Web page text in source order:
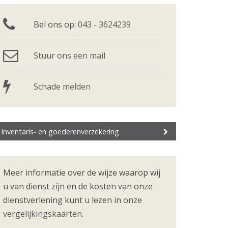
Bel ons op: 043 - 3624239
Stuur ons een mail
Schade melden
Inventaris- en goederenverzekering
Meer informatie over de wijze waarop wij
u van dienst zijn en de kosten van onze
dienstverlening kunt u lezen in onze
vergelijkingskaarten.